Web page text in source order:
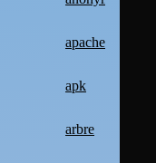
apache2
apk
arbre